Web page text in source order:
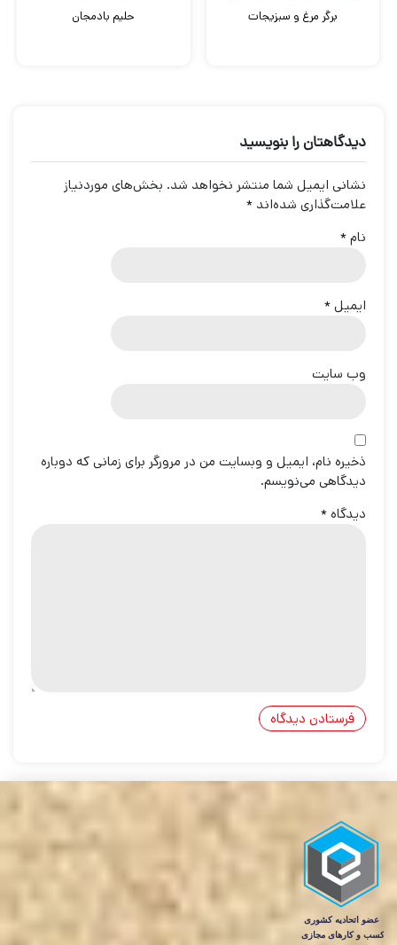
برگر مرغ و سبزیجات حلیم بادمجان
دیدگاهتان را بنویسید
نشانی ایمیل شما منتشر نخواهد شد. بخش‌های موردنیاز
علامت‌گذاری شده‌اند *
نام*
ایمیل*
وب‌ سایت
ذخیره نام، ایمیل و وبسایت من در مرورگر برای زمانی که دوباره
دیدگاهی می‌نویسم.
دیدگاه*